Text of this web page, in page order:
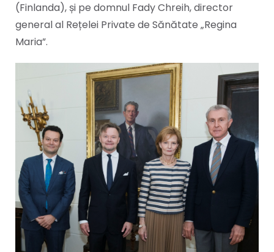
(Finlanda), și pe domnul Fady Chreih, director
general al Rețelei Private de Sănătate „Regina
Maria”.